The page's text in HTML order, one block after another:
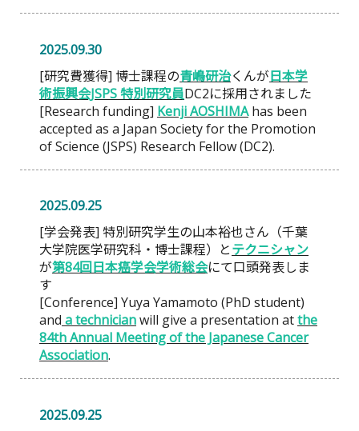
2025.09.30
[研究費獲得] 博士課程の青嶋研治くんが日本学
術振興会JSPS 特別研究員DC2に採用されました
[Research funding] Kenji AOSHIMAhas been
accepted as a Japan Society for the Promotion
of Science (JSPS) Research Fellow (DC2).
2025.09.25
[学会発表] 特別研究学生の山本裕也さん（千葉
大学院医学研究科・博士課程）とテクニシャン
が第84回日本癌学会学術総会にて口頭発表しま
す
[Conference] Yuya Yamamoto (PhD student)
and a technicianwill give a presentation atthe
84th Annual Meeting of the Japanese Cancer
Association.
2025.09.25